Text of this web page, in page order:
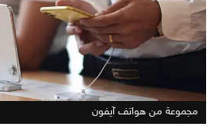
مجموعة من هواتف آيفون